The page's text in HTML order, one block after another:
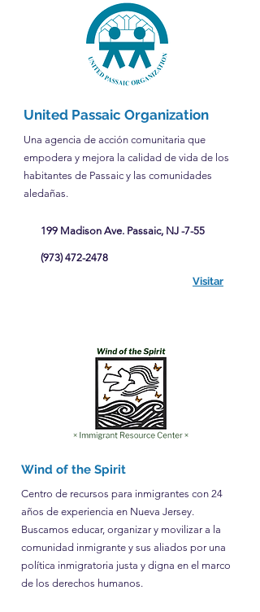
United Passaic Organization
Una agencia de acción comunitaria que
empodera y mejora la calidad de vida de los
habitantes de Passaic y las comunidades
aledañas.
199 Madison Ave. Passaic, NJ -7-55
(973) 472-2478
Visitar
Wind of the Spirit
Centro de recursos para inmigrantes con 24
años de experiencia en Nueva Jersey.
Buscamos educar, organizar y movilizar a la
comunidad inmigrante y sus aliados por una
política inmigratoria justa y digna en el marco
de los derechos humanos.